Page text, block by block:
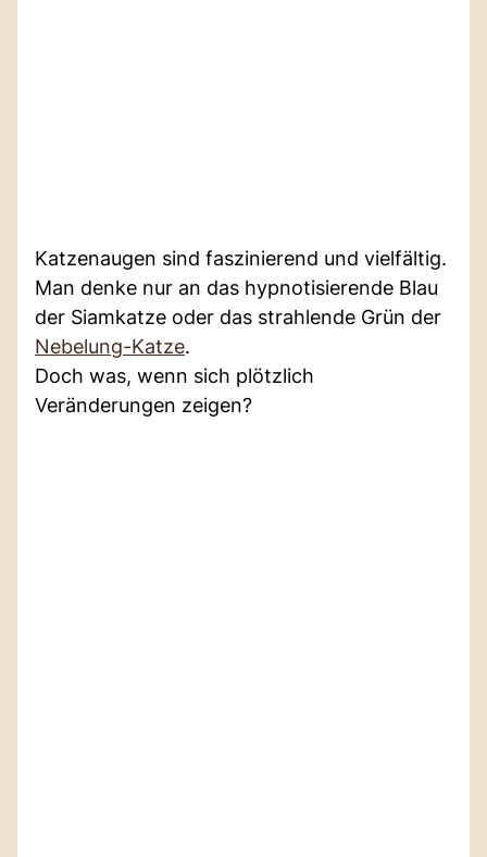
Katzenaugen sind faszinierend und vielfältig.
Man denke nur an das hypnotisierende Blau
der Siamkatze oder das strahlende Grün der
Nebelung-Katze.
Doch was, wenn sich plötzlich
Veränderungen zeigen?